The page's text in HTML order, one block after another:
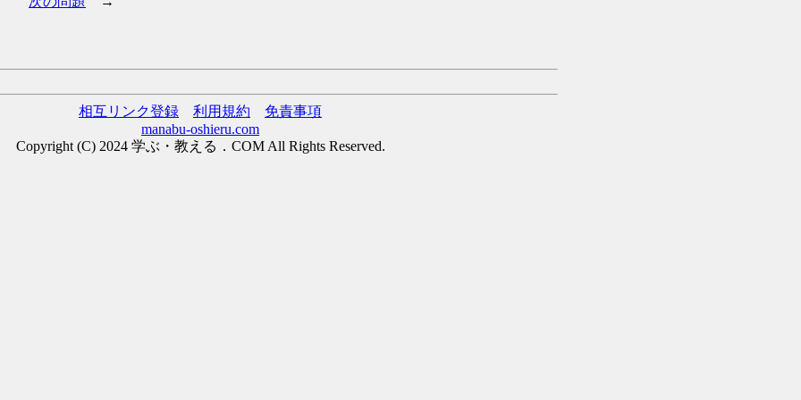
相互リンク登録 利用規約
免責事項
manabu-oshieru.com
Copyright (C) 2024 学ぶ・教える．COM All Rights Reserved.